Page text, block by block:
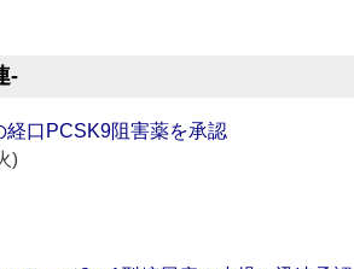
‐
経口PCSK9阻害薬を承認
)